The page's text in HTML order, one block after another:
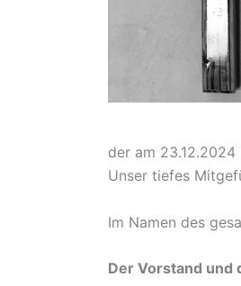
der am
Unser tiefes
Im Namen des
Der Vorstand und